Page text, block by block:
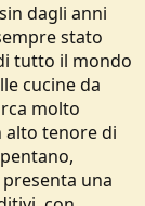
dagli anni
stato
tutto il mondo
cucine da
molto
alto tenore di
una